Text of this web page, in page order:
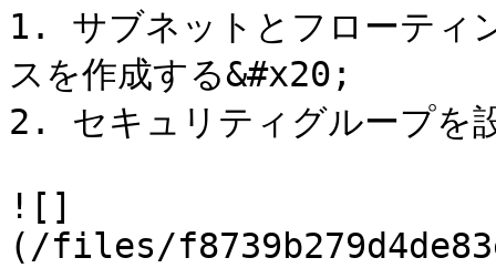
1. サブネットとフローティ
スを作成する&#x20;
2. セキュリティグループを
![]
(/files/